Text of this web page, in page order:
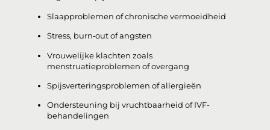
Slaapproblemen of chronische vermoeidheid
Stress, burn‑out of angsten
Vrouwelijke klachten zoals
menstruatieproblemen of overgang
Spijsverteringsproblemen of allergieën
Ondersteuning bij vruchtbaarheid of IVF-
behandelingen